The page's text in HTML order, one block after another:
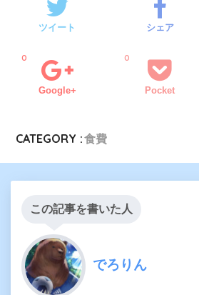
ツイート シェア
Google+
0
Pocket
0
CATEGORY :食費
この記事を書いた人
でろりん